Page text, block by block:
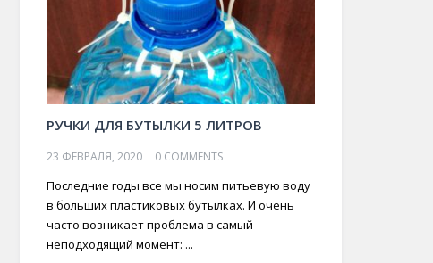
РУЧКИ ДЛЯ БУТЫЛКИ 5 ЛИТРОВ
23 ФЕВРАЛЯ, 2020 0 COMMENTS
Последние годы все мы носим питьевую воду
в больших пластиковых бутылках. И очень
часто возникает проблема в самый
неподходящий момент: ...